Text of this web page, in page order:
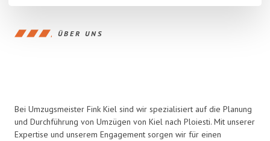
ÜBER UNS
Bei Umzugsmeister Fink Kiel sind wir spezialisiert auf die Planung
und Durchführung von Umzügen von Kiel nach Ploiesti. Mit unserer
Expertise und unserem Engagement sorgen wir für einen